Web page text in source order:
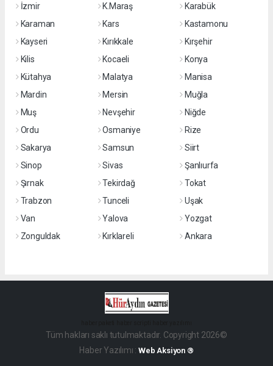
İzmir
K.Maraş
Karabük
Karaman
Kars
Kastamonu
Kayseri
Kırıkkale
Kırşehir
Kilis
Kocaeli
Konya
Kütahya
Malatya
Manisa
Mardin
Mersin
Muğla
Muş
Nevşehir
Niğde
Ordu
Osmaniye
Rize
Sakarya
Samsun
Siirt
Sinop
Sivas
Şanlıurfa
Şırnak
Tekirdağ
Tokat
Trabzon
Tunceli
Uşak
Van
Yalova
Yozgat
Zonguldak
Kırklareli Ankara
Tüm hakları saklı tutulmaktadır. Copyright 2026©
Haber Yazılımı :Web Aksiyon ®